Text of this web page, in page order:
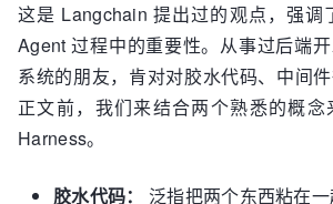
这是 Langchain 提出过的观点，强调
Agent 过程中的重要性。从事过后端
系统的朋友，肯对对胶水代码、中间
正文前，我们来结合两个熟悉的概
Harness。
胶水代码：
泛指把两个东西粘在